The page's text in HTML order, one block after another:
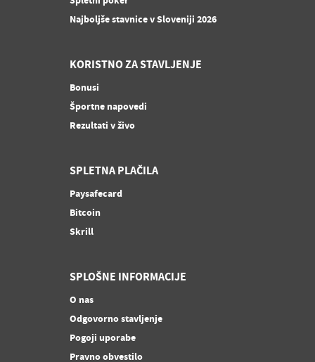
Najboljše stavnice v Sloveniji 2026
KORISTNO ZA STAVLJENJE
Bonusi
Športne napovedi
Rezultati v živo
SPLETNA PLAČILA
Paysafecard
Bitcoin
Skrill
SPLOŠNE INFORMACIJE
O nas
Odgovorno stavljenje
Pogoji uporabe
Pravno obvestilo